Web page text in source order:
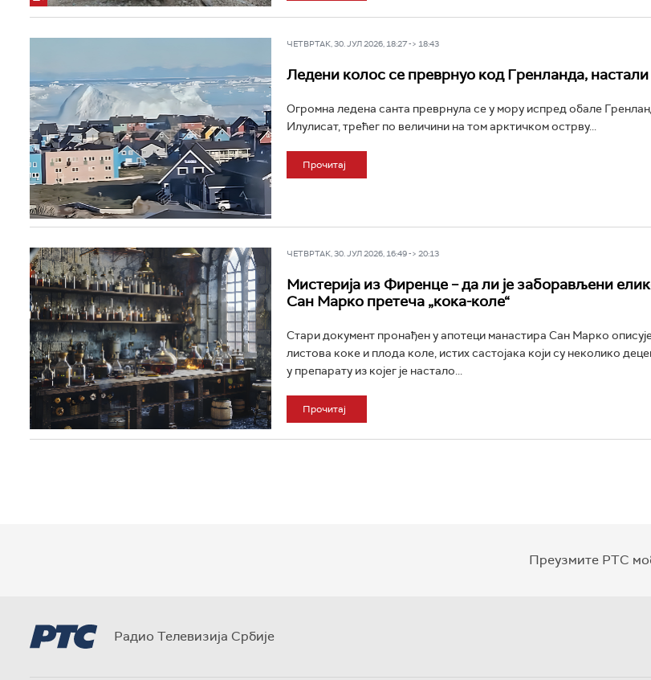
ЧЕТВРТАК, 30. ЈУЛ 2026, 18:27 -> 18:43
Ледени колос се преврнуо код Гренланда,
Огромна ледена санта преврнула се у мору испред обале
Илулисат, трећег по величини на том арктичком острву...
Прочитај
ЧЕТВРТАК, 30. ЈУЛ 2026, 16:49 -> 20:13
Мистерија из Фиренце – да ли је заборављени
Сан Марко претеча „кока-коле“
Стари документ пронађен у апотеци манастира Сан Марко
листова коке и плода коле, истих састојака који су неколико
у препарату из којег је настало...
Прочитај
Преузмите РТС
Радио Телевизија Србије